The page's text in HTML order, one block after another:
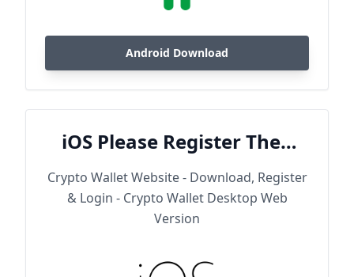
Android Download
iOS Please Register Then
Download
Crypto Wallet Website - Download, Register
& Login - Crypto Wallet Desktop Web
Version